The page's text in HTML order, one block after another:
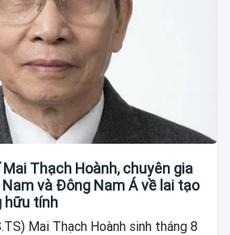
Thạch Hoành, chuyên gia
và Đông Nam Á về lai tạo
hữu tính
Mai Thạch Hoành sinh tháng 8